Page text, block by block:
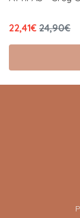
22,41€ 24,90€